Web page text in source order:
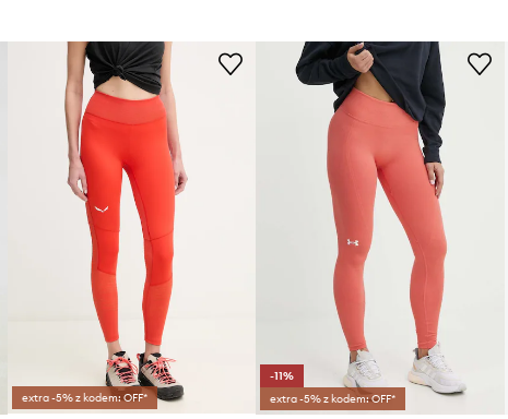
extra -5% z kodem: OFF*
-11%
extra -5% z kodem: OFF*